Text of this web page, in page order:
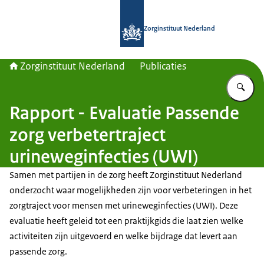
Zorginstituut Nederland
Zorginstituut Nederland Publicaties
Rapport - Evaluatie Passende
zorg verbetertraject
urineweginfecties (UWI)
Samen met partijen in de zorg heeft Zorginstituut Nederland
onderzocht waar mogelijkheden zijn voor verbeteringen in het
zorgtraject voor mensen met urineweginfecties (UWI). Deze
evaluatie heeft geleid tot een praktijkgids die laat zien welke
activiteiten zijn uitgevoerd en welke bijdrage dat levert aan
passende zorg.